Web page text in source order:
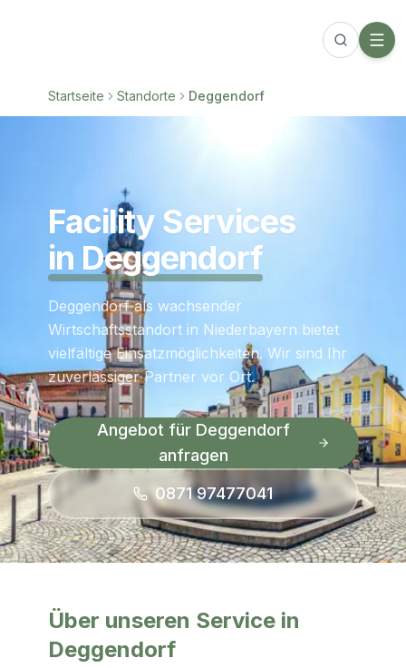
Startseite Standorte Deggendorf
Facility Services
in Deggendorf
Deggendorf als wachsender
Wirtschaftsstandort in Niederbayern bietet
vielfältige Einsatzmöglichkeiten. Wir sind Ihr
zuverlässiger Partner vor Ort.
Angebot für Deggendorf
anfragen
0871 97477041
Über unseren Service in
Deggendorf